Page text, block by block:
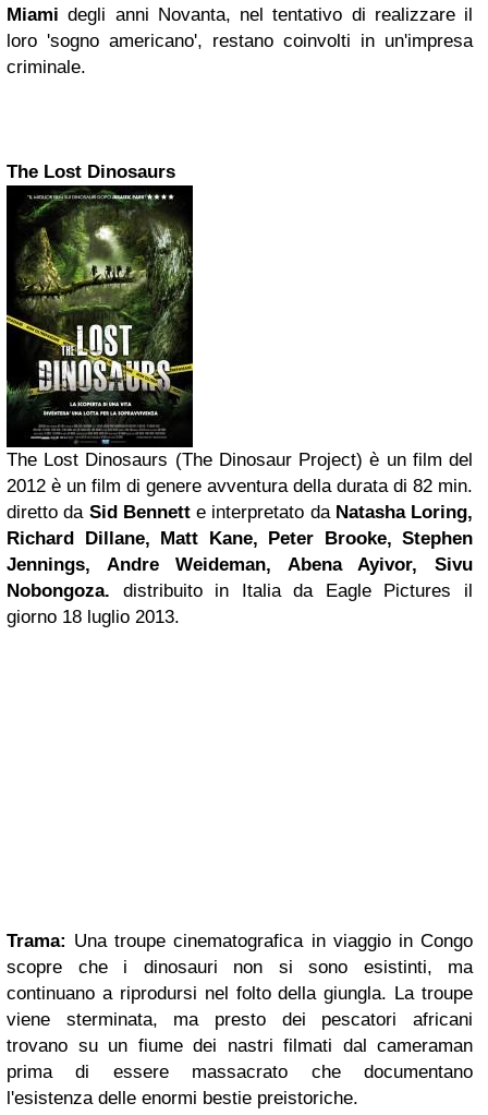
Miami degli anni Novanta, nel tentativo di realizzare il
loro 'sogno americano', restano coinvolti in un'impresa
criminale.
The Lost Dinosaurs
The Lost Dinosaurs (The Dinosaur Project) è un film del
2012 è un film di genere avventura della durata di 82 min.
diretto da Sid Bennett e interpretato da Natasha Loring,
Richard Dillane, Matt Kane, Peter Brooke, Stephen
Jennings, Andre Weideman, Abena Ayivor, Sivu
Nobongoza. distribuito in Italia da Eagle Pictures il
giorno 18 luglio 2013.
Trama: Una troupe cinematografica in viaggio in Congo
scopre che i dinosauri non si sono esistinti, ma
continuano a riprodursi nel folto della giungla. La troupe
viene sterminata, ma presto dei pescatori africani
trovano su un fiume dei nastri filmati dal cameraman
prima di essere massacrato che documentano
l'esistenza delle enormi bestie preistoriche.